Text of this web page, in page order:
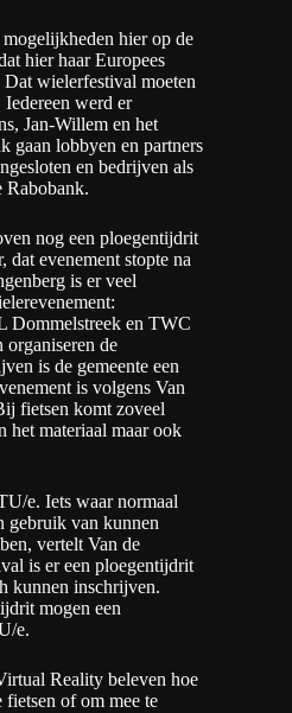
hier op de
hier haar Europees
wielerfestival moeten
werd er
Jan-Willem en het
gaan lobbyen en partners
en bedrijven als
nog een ploegentijdrit
dat evenement stopte na
is er veel
Dommelstreek en TWC
de
is de gemeente een
is volgens Van
fietsen komt zoveel
het materiaal maar ook
e. Iets waar normaal
gebruik van kunnen
vertelt Van de
is er een ploegentijdrit
kunnen inschrijven.
mogen een
e.
Reality beleven hoe
fietsen of om mee te